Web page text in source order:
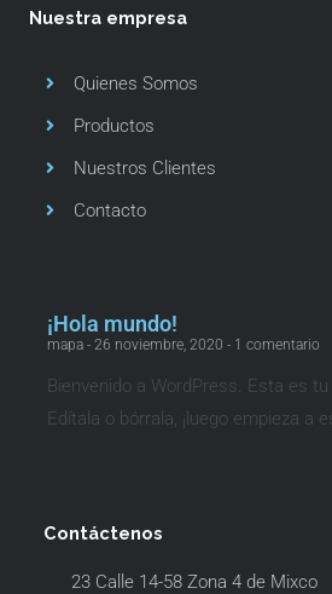
Nuestra empresa
Quienes Somos
Productos
Nuestros Clientes
Contacto
¡Hola mundo!
mapa 26 noviembre, 2020 1 comentario
Bienvenido a WordPress. Esta es
Edítala o bórrala, ¡luego empieza a
Contáctenos
23 Calle 14-58 Zona 4 de Mixco